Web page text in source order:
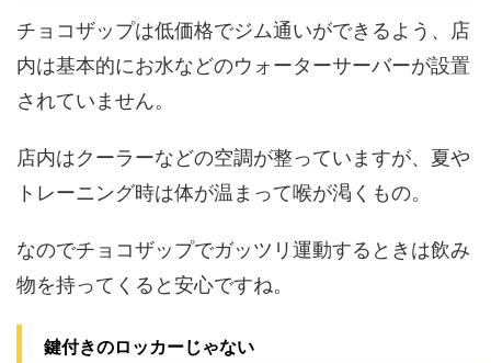
チョコザップは低価格でジム通いができるよう、店
内は基本的にお水などのウォーターサーバーが設置
されていません。
店内はクーラーなどの空調が整っていますが、夏や
トレーニング時は体が温まって喉が渇くもの。
なのでチョコザップでガッツリ運動するときは飲み
物を持ってくると安心ですね。
鍵付きのロッカーじゃない